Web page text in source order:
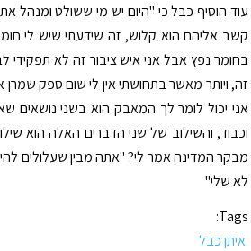
עוד הוסיף כבל כי "היום יש מי ששולט ומנהל
קשב אליהם הוא קלוש, זה שידעתי שיש לי
בחומר נפץ אבל אני איש ציבור זה לא תפקידי
זה, ויותר מאשר בתחושתי אין לי שום ספק שמרן
אני יכול לומר לך המאבק הוא בשני נושאים
וכבוד, והשילוב של שני הדברים האלה הוא
מבקר המדינה אמר לי? "אתה מבין שעלולים
לא שלי"
Tags:
איתן כבל